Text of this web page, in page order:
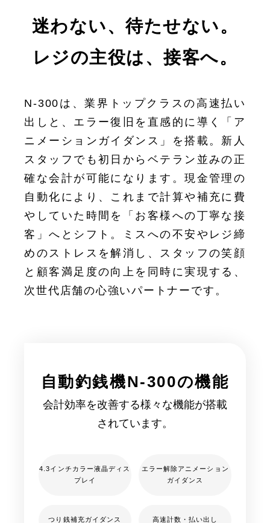
迷わない、待たせない。
レジの主役は、接客へ。
N-300は、業界トップクラスの高速払い
出しと、エラー復旧を直感的に導く「ア
ニメーションガイダンス」を搭載。新人
スタッフでも初日からベテラン並みの正
確な会計が可能になります。現金管理の
自動化により、これまで計算や補充に費
やしていた時間を「お客様への丁寧な接
客」へとシフト。ミスへの不安やレジ締
めのストレスを解消し、スタッフの笑顔
と顧客満足度の向上を同時に実現する、
次世代店舗の心強いパートナーです。
自動釣銭機N-300の機能
会計効率を改善する様々な機能が搭載
されています。
4.3インチカラー液晶ディス
プレイ
エラー解除アニメーション
ガイダンス
つり銭補充ガイダンス 高速計数・払い出し